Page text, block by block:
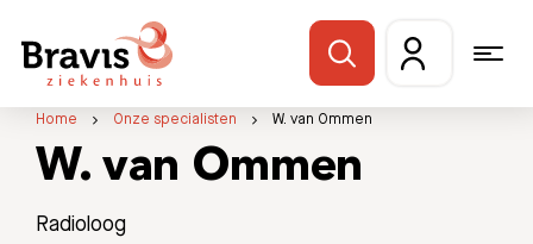
Home Onze specialisten W. van Ommen
W. van Ommen
Radioloog